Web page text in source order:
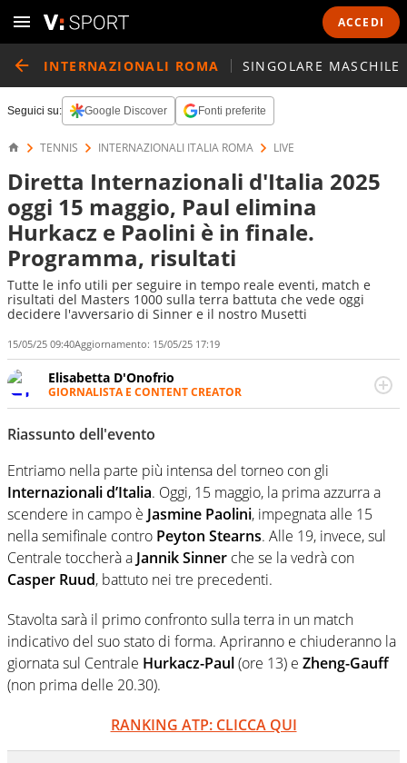
ACCEDI
INTERNAZIONALI ROMA SINGOLARE MASCHILE
Seguici su: Google Discover Fonti preferite
TENNIS INTERNAZIONALI ITALIA ROMA LIVE
Diretta Internazionali d'Italia 2025
oggi 15 maggio, Paul elimina
Hurkacz e Paolini è in finale.
Programma, risultati
Tutte le info utili per seguire in tempo reale eventi, match e
risultati del Masters 1000 sulla terra battuta che vede oggi
decidere l'avversario di Sinner e il nostro Musetti
15/05/25 09:40Aggiornamento: 15/05/25 17:19
Elisabetta D'Onofrio
GIORNALISTA E CONTENT CREATOR
Giornalista professionista dal 2007, scrive per curiosità
personale e necessità: soprattutto di calcio, di sport e dei
suoi protagonisti, concedendosi innocenti evasioni
destra, oggi si sente a suo agio nel ruolo di libero. Cura
una classifica riservata dei migliori 5 calciatori di sempre.
Riassunto dell'evento
Entriamo nella parte più intensa del torneo con gli
Internazionali d’Italia. Oggi, 15 maggio, la prima azzurra a
scendere in campo è Jasmine Paolini, impegnata alle 15
nella semifinale contro Peyton Stearns. Alle 19, invece, sul
Centrale toccherà a Jannik Sinner che se la vedrà con
Casper Ruud, battuto nei tre precedenti.
Stavolta sarà il primo confronto sulla terra in un match
indicativo del suo stato di forma. Apriranno e chiuderanno la
giornata sul Centrale Hurkacz-Paul(ore 13) e Zheng-Gauff
(non prima delle 20.30).
RANKING ATP: CLICCA QUI